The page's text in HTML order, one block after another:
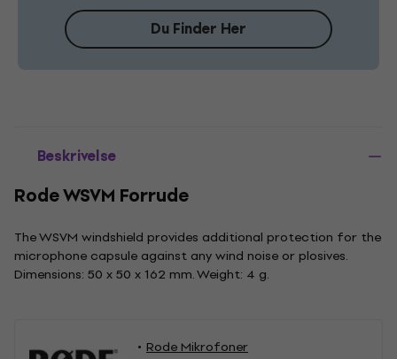
Du Finder Her
Beskrivelse
Rode WSVM Forrude
The WSVM windshield provides additional protection for the
microphone capsule against any wind noise or plosives.
Dimensions: 50 x 50 x 162 mm. Weight: 4 g.
Rode Mikrofoner